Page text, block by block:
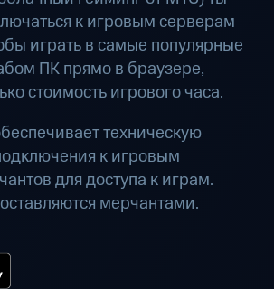
к игровым серверам
играть в самые популярные
ПК прямо в браузере,
стоимость игрового часа.
техническую
к игровым
для доступа к играм.
мерчантами.